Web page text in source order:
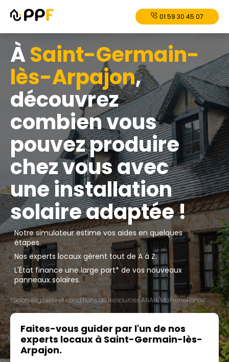
01 59 30 45 07
ÀSaint-Germain-
lès-Arpajon,
découvrez
combien vous
pouvez produire
chez vous avec
une installation
solaire adaptée !
Notre simulateur estime vos aides en quelques
étapes.
Nos experts locaux gèrent tout de A à Z.
L'État finance une large part* de vos nouveaux
panneaux solaires.
*Selon éligibilité et conditions de ressources ANAH/MaPrimeRénov'.
Faites-vous guider par l'un de nos
experts locaux à Saint-Germain-lès-
Arpajon.